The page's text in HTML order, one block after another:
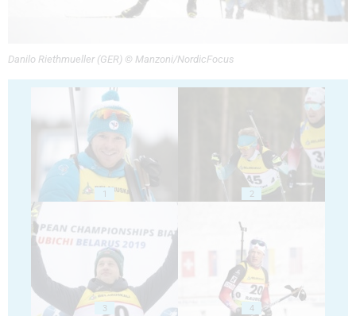
Danilo Riethmueller (GER) © Manzoni/NordicFocus
1 2
3 4